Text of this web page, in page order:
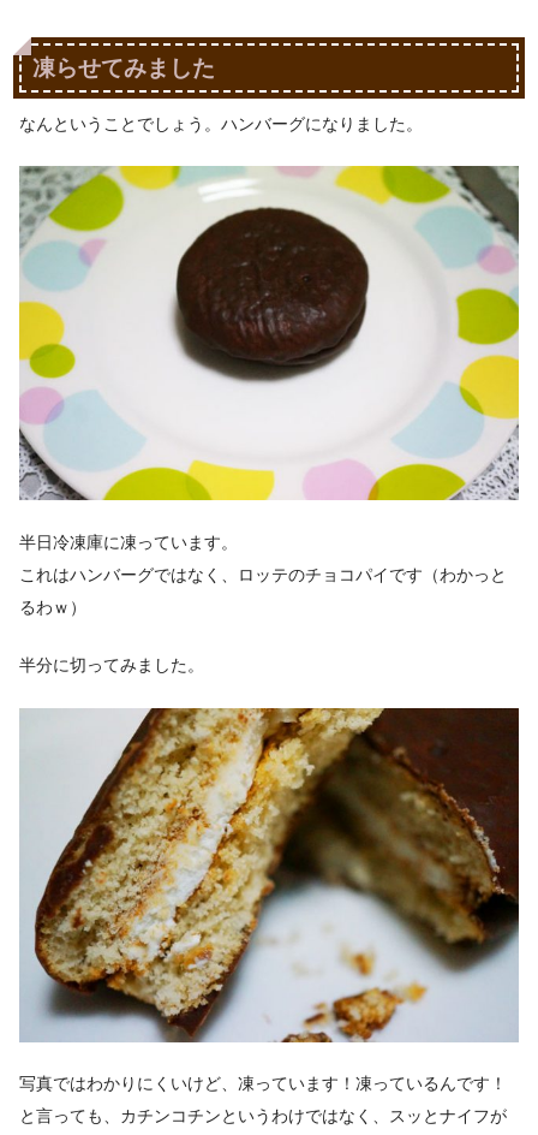
凍らせてみました
なんということでしょう。ハンバーグになりました。
半日冷凍庫に凍っています。
これはハンバーグではなく、ロッテのチョコパイです（わかっと
るわｗ）
半分に切ってみました。
写真ではわかりにくいけど、凍っています！凍っているんです！
と言っても、カチンコチンというわけではなく、スッとナイフが